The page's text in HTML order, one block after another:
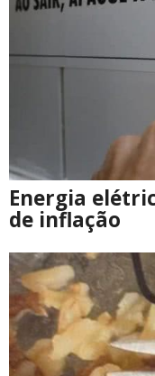
Energia
de inflação